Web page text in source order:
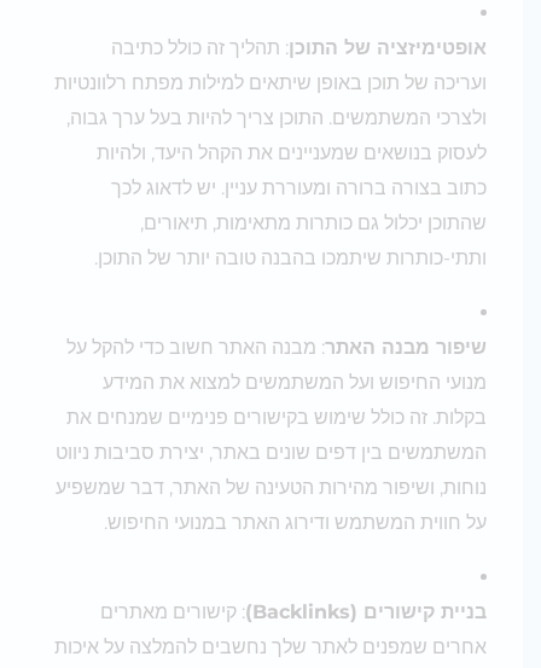
אופטימיזציה של התוכן: תהליך זה כולל כתיבה
ועריכה של תוכן באופן שיתאים למילות מפתח רלוונטיות
ולצרכי המשתמשים. התוכן צריך להיות בעל ערך גבוה,
לעסוק בנושאים שמעניינים את הקהל היעד, ולהיות
כתוב בצורה ברורה ומעוררת עניין. יש לדאוג לכך
שהתוכן יכלול גם כותרות מתאימות, תיאורים,
ותתי-כותרות שיתמכו בהבנה טובה יותר של התוכן.
שיפור מבנה האתר: מבנה האתר חשוב כדי להקל על
מנועי החיפוש ועל המשתמשים למצוא את המידע
בקלות. זה כולל שימוש בקישורים פנימיים שמנחים את
המשתמשים בין דפים שונים באתר, יצירת סביבות ניווט
נוחות, ושיפור מהירות הטעינה של האתר, דבר שמשפיע
על חווית המשתמש ודירוג האתר במנועי החיפוש.
בניית קישורים (Backlinks)
: קישורים מאתרים
אחרים שמפנים לאתר שלך נחשבים להמלצה על איכות